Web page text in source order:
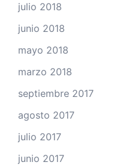
julio 2018
junio 2018
mayo 2018
marzo 2018
septiembre 2017
agosto 2017
julio 2017
junio 2017